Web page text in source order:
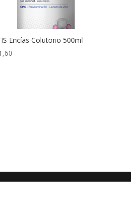
Encías Colutorio 500ml